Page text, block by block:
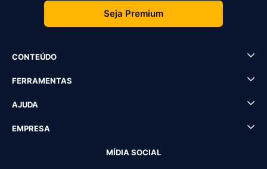
Seja Premium
CONTEÚDO
FERRAMENTAS
AJUDA
EMPRESA
MÍDIA SOCIAL